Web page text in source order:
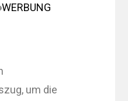
WERBUNG
um die